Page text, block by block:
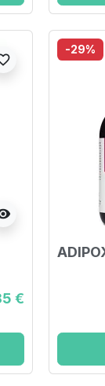
€
-29%